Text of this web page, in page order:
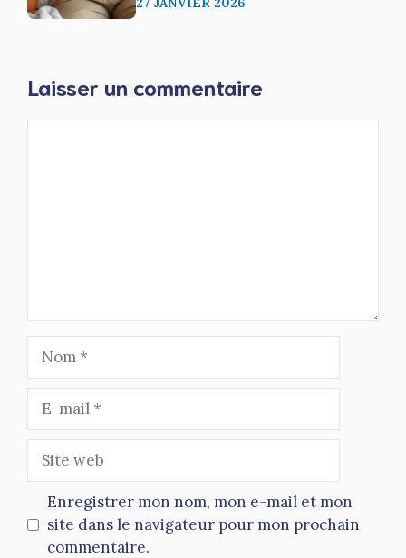
Laisser un commentaire
mail
web
Enregistrer mon nom, mon e-mail et mon
site dans le navigateur pour mon prochain
commentaire.